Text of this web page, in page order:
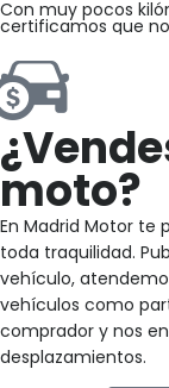
Con muy pocos
certificamos que
moto?
En Madrid Motor te
toda traquilidad.
vehículo,
vehículos como
comprador y nos
desplazamientos.